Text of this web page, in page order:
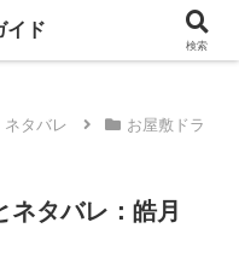
と面白い！
タバレ
お屋敷ドラ
タバレ：皓月
イド
検索